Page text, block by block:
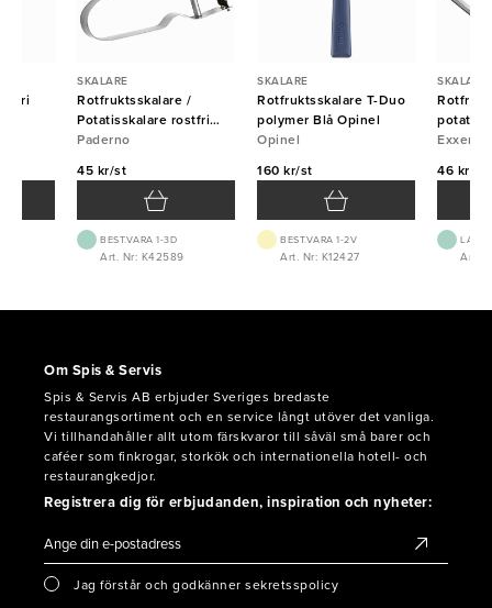
SKALARE
Rotfruktsskalare /
Potatisskalare rostfri
Paderno
Paderno
45 kr/st
BEST.VARA 1-3D
Art. Nr: K42589
SKALARE
Rotfruktsskalare T-Duo
polymer Blå Opinel
Opinel
160 kr/st
BEST.VARA 1-2V
Art. Nr: K12427
SKALARE
11cm
Exxent
46 kr/st
Art.
Om Spis & Servis
Spis & Servis AB erbjuder Sveriges bredaste
restaurangsortiment och en service långt utöver det vanliga.
Vi tillhandahåller allt utom färskvaror till såväl små barer och
caféer som finkrogar, storkök och internationella hotell- och
restaurangkedjor.
Registrera dig för erbjudanden, inspiration och nyheter:
Jag förstår och godkänner sekretsspolicy